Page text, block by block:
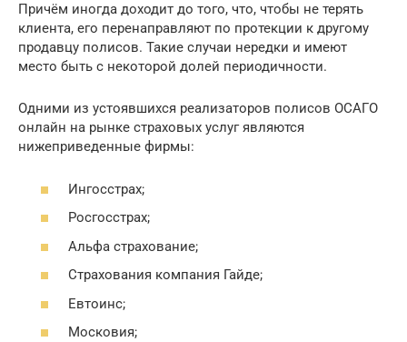
Причём иногда доходит до того, что, чтобы не терять
клиента, его перенаправляют по протекции к другому
продавцу полисов. Такие случаи нередки и имеют
место быть с некоторой долей периодичности.
Одними из устоявшихся реализаторов полисов ОСАГО
онлайн на рынке страховых услуг являются
нижеприведенные фирмы:
Ингосстрах;
Росгосстрах;
Альфа страхование;
Страхования компания Гайде;
Евтоинс;
Московия;